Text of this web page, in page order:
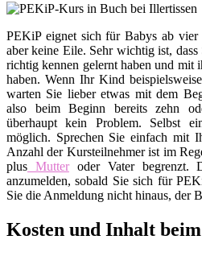
PEKiP eignet sich für Babys ab vier
aber keine Eile. Sehr wichtig ist,
richtig kennen gelernt haben und mit
haben. Wenn Ihr Kind
warten Sie lieber etwas mit dem
also beim Beginn bereits zehn
überhaupt kein Problem. Selbst
möglich. Sprechen Sie einfach mit
Anzahl der Kursteilnehmer ist im
plus Mutteroder Vater begrenzt.
anzumelden, sobald Sie sich für
Sie die Anmeldung nicht hinaus, der
Kosten und Inhalt